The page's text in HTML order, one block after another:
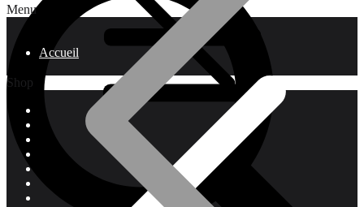
Menu
Accueil
Shop